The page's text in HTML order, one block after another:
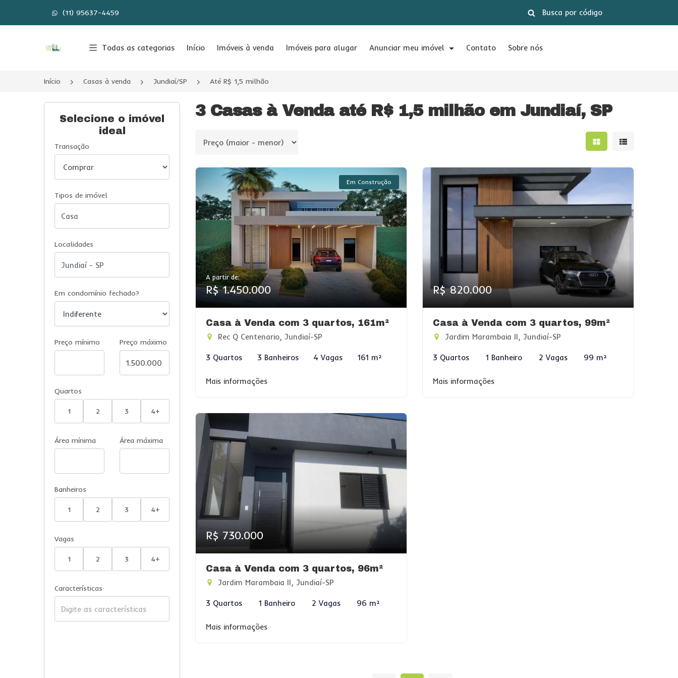
(11) 95637-4459
Página inicial
Todas as categorias Início Imóveis à venda Imóveis para alugar Anunciar meu imóvel Contato Sobre nós
Início Casas à venda Jundiaí/SP Até R$ 1,5 milhão
Selecione o imóvel
ideal
Transação
Tipos de imóvel
Localidades
Em condomínio fechado?
Preço mínimo Preço máximo
Quartos
1 2 3 4+
Área mínima Área máxima
Banheiros
1 2 3 4+
Vagas
1 2 3 4+
Características
3 Casas à Venda até R$ 1,5 milhão em Jundiaí, SP
Ordenar por Mostrar resultados
Mostrar
Em Construção
A partir de:
R$ 1.450.000
Casa à Venda com 3 quartos, 161m²
Rec Q Centenario, Jundiaí-SP
3 Quartos 3 Banheiros 4 Vagas 161 m²
Mais informações
R$ 820.000
Casa à Venda com 3 quartos, 99m²
Jardim Marambaia II, Jundiaí-SP
3 Quartos 1 Banheiro 2 Vagas 99 m²
Mais informações
R$ 730.000
Casa à Venda com 3 quartos, 96m²
Jardim Marambaia II, Jundiaí-SP
3 Quartos 1 Banheiro 2 Vagas 96 m²
Mais informações